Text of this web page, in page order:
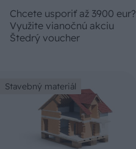
Chcete usporiť až 3900 eur?
Využite vianočnú akciu
Štedrý voucher
Stavebný materiál